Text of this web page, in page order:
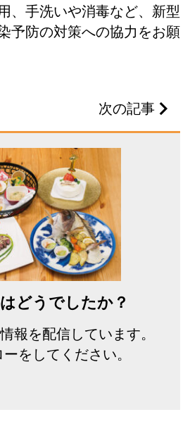
、手洗いや消毒など、新型
予防の対策への協力をお願
次の記事
どうでしたか？
報を配信しています。
をしてください。